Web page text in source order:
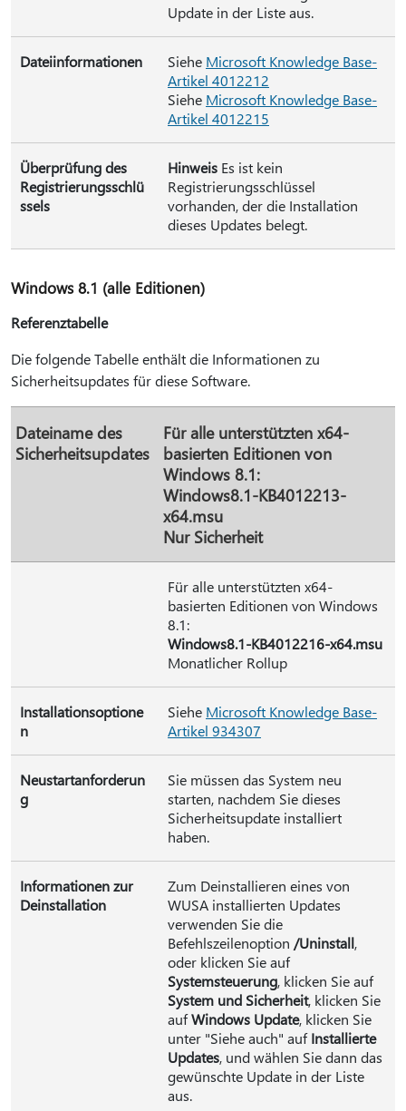
Update in der Liste aus.
Dateiinformationen Siehe Microsoft Knowledge Base-
Artikel 4012212
Siehe Microsoft Knowledge Base-
Artikel 4012215
Überprüfung des
Registrierungsschlü
ssels
Hinweis Es ist kein
Registrierungsschlüssel
vorhanden, der die Installation
dieses Updates belegt.
Windows 8.1 (alle Editionen)
Referenztabelle
Die folgende Tabelle enthält die Informationen zu
Sicherheitsupdates für diese Software.
Dateiname des
Sicherheitsupdates
Für alle unterstützten x64-
basierten Editionen von
Windows 8.1:
Windows8.1-KB4012213-
x64.msu
Nur Sicherheit
Für alle unterstützten x64-
basierten Editionen von Windows
8.1:
Windows8.1-KB4012216-x64.msu
Monatlicher Rollup
Installationsoptione
n
Siehe Microsoft Knowledge Base-
Artikel 934307
Neustartanforderun
g
Sie müssen das System neu
starten, nachdem Sie dieses
Sicherheitsupdate installiert
haben.
Informationen zur
Deinstallation
Zum Deinstallieren eines von
WUSA installierten Updates
verwenden Sie die
Befehlszeilenoption /Uninstall,
oder klicken Sie auf
Systemsteuerung, klicken Sie auf
System und Sicherheit, klicken Sie
aufWindows Update, klicken Sie
unter "Siehe auch" aufInstallierte
Updates, und wählen Sie dann das
gewünschte Update in der Liste
aus.